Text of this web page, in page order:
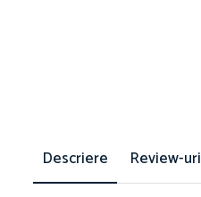
Descriere Review-uri